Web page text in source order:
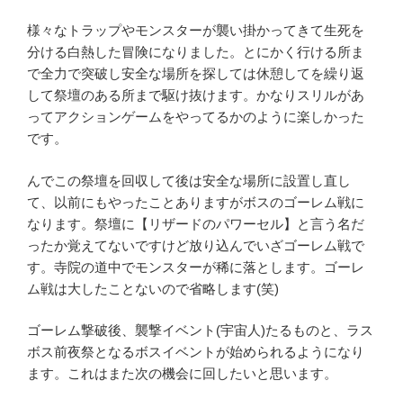
様々なトラップやモンスターが襲い掛かってきて生死を
分ける白熱した冒険になりました。とにかく行ける所ま
で全力で突破し安全な場所を探しては休憩してを繰り返
して祭壇のある所まで駆け抜けます。かなりスリルがあ
ってアクションゲームをやってるかのように楽しかった
です。
んでこの祭壇を回収して後は安全な場所に設置し直し
て、以前にもやったことありますがボスのゴーレム戦に
なります。祭壇に【リザードのパワーセル】と言う名だ
ったか覚えてないですけど放り込んでいざゴーレム戦で
す。寺院の道中でモンスターが稀に落とします。ゴーレ
ム戦は大したことないので省略します(笑)
ゴーレム撃破後、襲撃イベント(宇宙人)たるものと、ラス
ボス前夜祭となるボスイベントが始められるようになり
ます。これはまた次の機会に回したいと思います。